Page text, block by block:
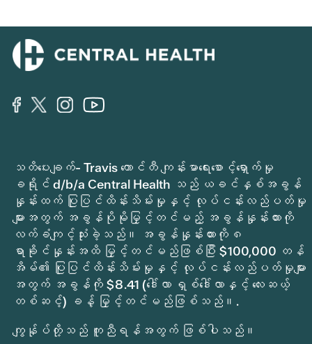
သတိပေးချက်- Travis ကောင်တီ ကျန်းမာရေးစောင့်ရှောက်မှု
ခရိုင် d/b/a Central Health သည် ယခင်နှစ်အခွန်
နှုန်းထက် ပြုပြင်ထိန်းသိမ်းမှုနှင့် လုပ်ငန်းလည်ပတ်မှု
များအတွက် အခွန်ပိုမိုမြှင့်တင်မည့် အခွန်နှုန်းထားကို
လက်ခံကျင့်သုံးခဲ့သည်။ အခွန်နှုန်းထားကို ၈
ရာခိုင်နှုန်းအထိ မြှင့်တင်မည်ဖြစ်ပြီး $100,000 တန်
အိမ်၏ ပြုပြင်ထိန်းသိမ်းမှုနှင့် လုပ်ငန်းလည်ပတ်မှုများ
အတွက် အခွန်ကို $8.41 (ဒေါ်လာ ရှစ်ဒေါ်လာနှင့် လေးဆယ့်
တစ်ဆင့်) ခန့် မြှင့်တင်မည်ဖြစ်သည်။.
ကျွန်ုပ်တို့သည် ကူညီရန်အတွက် ဖြစ်ပါသည်။